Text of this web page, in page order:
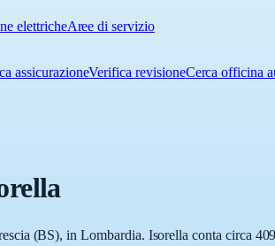
elettricheAree di servizio
assicurazioneVerifica revisioneCerca officina
(BS), in Lombardia. Isorella conta circa